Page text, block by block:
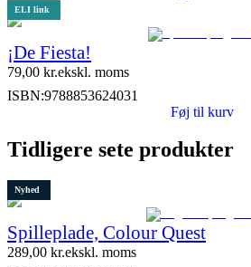
ELI link
¡De Fiesta!
79,00 kr.ekskl. moms
ISBN:9788853624031
Føj til kurv
Tidligere sete produkter
Nyhed
Spilleplade, Colour Quest
289,00 kr.ekskl. moms